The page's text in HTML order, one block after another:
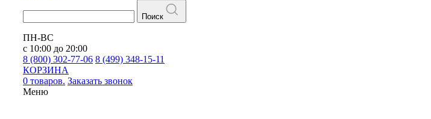
Поиск
ПН-ВС
с 10:00 до 20:00
8 (800) 302-77-06 8 (499) 348-15-11
КОРЗИНА
0 товаров. Заказать звонок
Меню